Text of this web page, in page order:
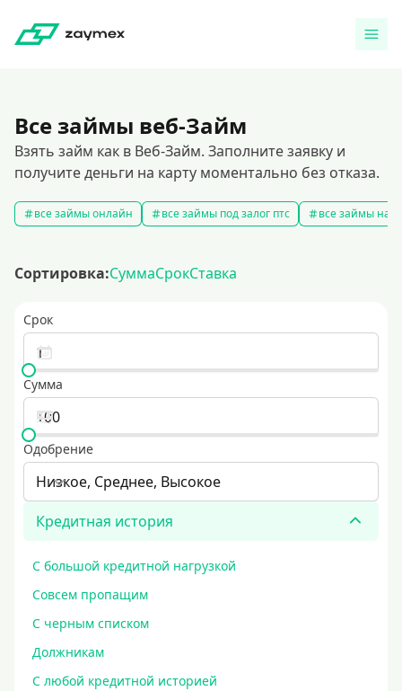
Все займы веб-Займ
Взять займ как в Веб-Займ. Заполните заявку и
получите деньги на карту моментально без отказа.
все займы онлайн все займы под залог птс все займы на
Сортировка:СуммаСрокСтавка
Срок
Сумма
Одобрение
Низкое, Среднее, Высокое
Кредитная история
С большой кредитной нагрузкой
Совсем пропащим
С черным списком
Должникам
С любой кредитной историей